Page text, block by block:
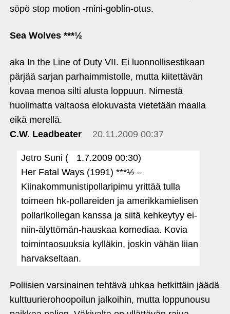
söpö stop motion ‑mini-goblin-otus.
Sea Wolves ***½
aka In the Line of Duty VII. Ei luonnollisestikaan
pärjää sarjan parhaimmistolle, mutta kiitettävän
kovaa menoa silti alusta loppuun. Nimestä
huolimatta valtaosa elokuvasta vietetään maalla
eikä merellä.
C.W. Leadbeater
20.11.2009 00:37
Jetro Suni (
1.7.2009 00:30)
Her Fatal Ways (1991) ***½ –
Kiinakommunistipollaripimu yrittää tulla
toimeen hk-pollareiden ja amerikkamielisen
pollarikollegan kanssa ja siitä kehkeytyy ei-
niin-älyttömän-hauskaa komediaa. Kovia
toimintaosuuksia kylläkin, joskin vähän liian
harvakseltaan.
Poliisien varsinainen tehtävä uhkaa hetkittäin jäädä
kulttuurierohoopoilun jalkoihin, mutta loppunousu